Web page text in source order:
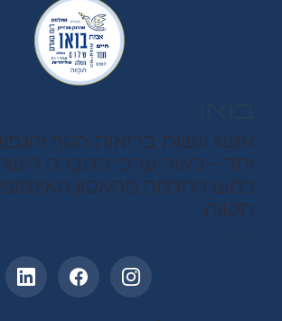
אנשי ונשות בריאות הגוף
יחד - לאור ערכי החברה
למען החלמה מהאסון
תקווה.